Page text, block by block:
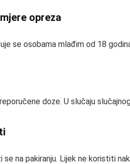
opreza
se osobama mlađim od 18
doze. U slučaju
se na pakiranju. Lijek ne koristiti